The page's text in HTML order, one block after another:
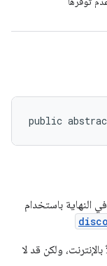
public
باستخدام
ولكن قد لا